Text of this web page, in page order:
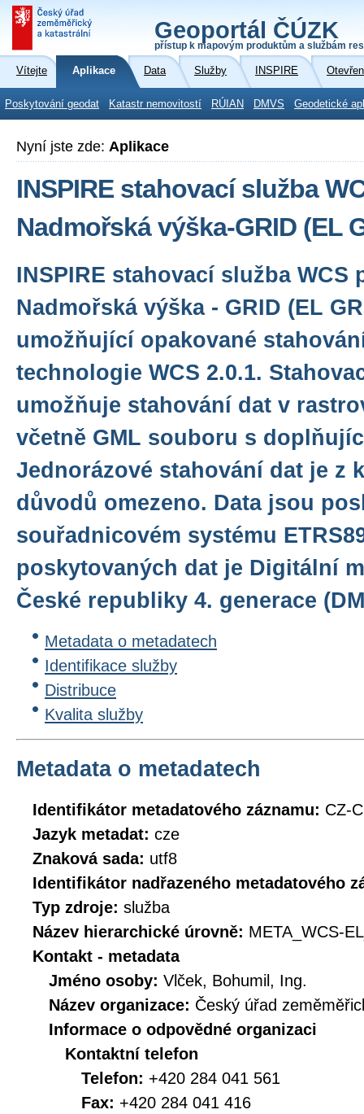
Geoportál ČÚZK
přístup k mapovým produktům a službám
Vítejte Aplikace Data Služby INSPIRE
Poskytování geodat Katastr nemovitostí RÚIAN DMVS Geodetické
Nyní jste zde: Aplikace
INSPIRE stahovací služba
Nadmořská výška-GRID (EL
INSPIRE stahovací služba WCS
Nadmořská výška - GRID (EL
umožňující opakované
technologie WCS 2.0.1.
umožňuje stahování dat v
včetně GML souboru s
Jednorázové stahování dat je z
důvodů omezeno. Data jsou
souřadnicovém systému
poskytovaných dat je Digitální
České republiky 4. generace
Metadata o metadatech
Identifikace služby
Distribuce
Kvalita služby
Metadata o metadatech
Identifikátor metadatového záznamu: CZ-
Jazyk metadat: cze
Znaková sada: utf8
Identifikátor nadřazeného metadatového
Typ zdroje: služba
Název hierarchické úrovně: META_WCS-
Kontakt - metadata
Jméno osoby: Vlček, Bohumil, Ing.
Název organizace: Český úřad
Informace o odpovědné organizaci
Kontaktní telefon
Telefon: +420 284 041 561
Fax: +420 284 041 416